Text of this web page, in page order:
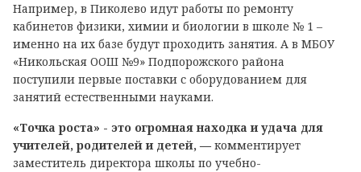
Например, в Пиколево идут работы по ремонту
кабинетов физики, химии и биологии в школе № 1 –
именно на их базе будут проходить занятия. А в МБОУ
«Никольская ООШ №9» Подпорожского района
поступили первые поставки с оборудованием для
занятий естественными науками.
«Точка роста» - это огромная находка и удача для
учителей, родителей и детей, ― комментирует
заместитель директора школы по учебно-